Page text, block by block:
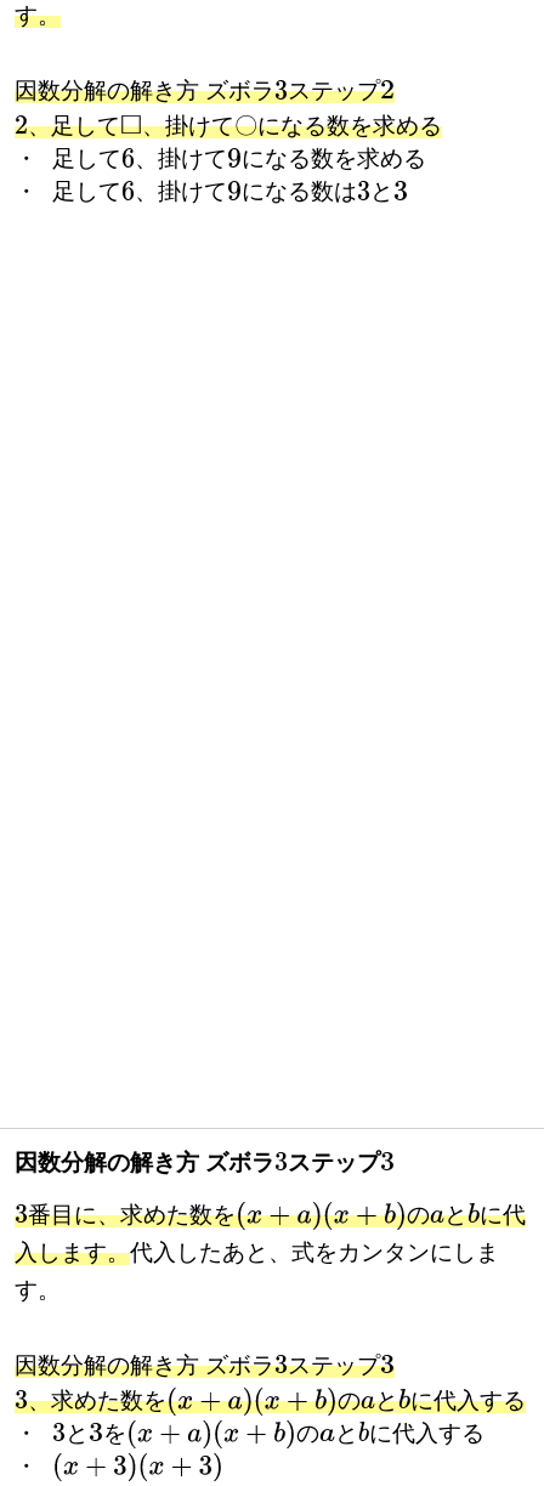
す。
因数分解の解き方 ズボラ3ステップ2
、足して
□ 、掛けて〇
〇
になる数を求める
・ 足して
6 、掛けて
9
になる数を求める
・ 足して
6 、掛けて
9 になる数は
3 と
3
因数分解の解き方 ズボラ3ステップ3
3番目に、求めた数を(x+a)(x+b) のaとbに代
入します。代入したあと、式をカンタンにしま
す。
因数分解の解き方 ズボラ3ステップ3
、求めた数を
(x+a)(x+b) の
a と
b
に代入する
・
3 と
3 を
(x+a)(x+b) の
a と
b
に代入する
・
x 3)(x+3 )